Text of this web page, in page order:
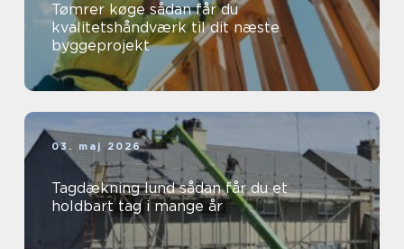
Tømrer køge sådan får du
kvalitetshåndværk til dit næste
byggeprojekt
03. maj 2026
Tagdækning lund sådan får du et
holdbart tag i mange år